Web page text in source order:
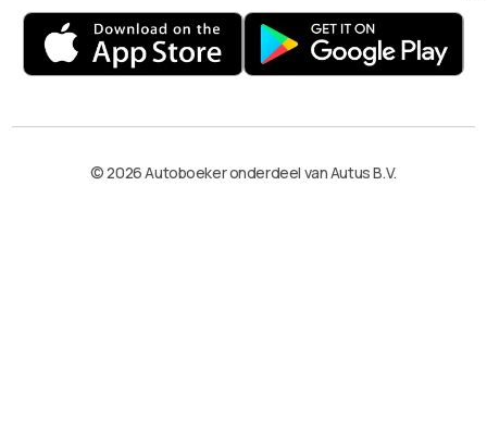
© 2026 Autoboeker onderdeel van Autus B.V.